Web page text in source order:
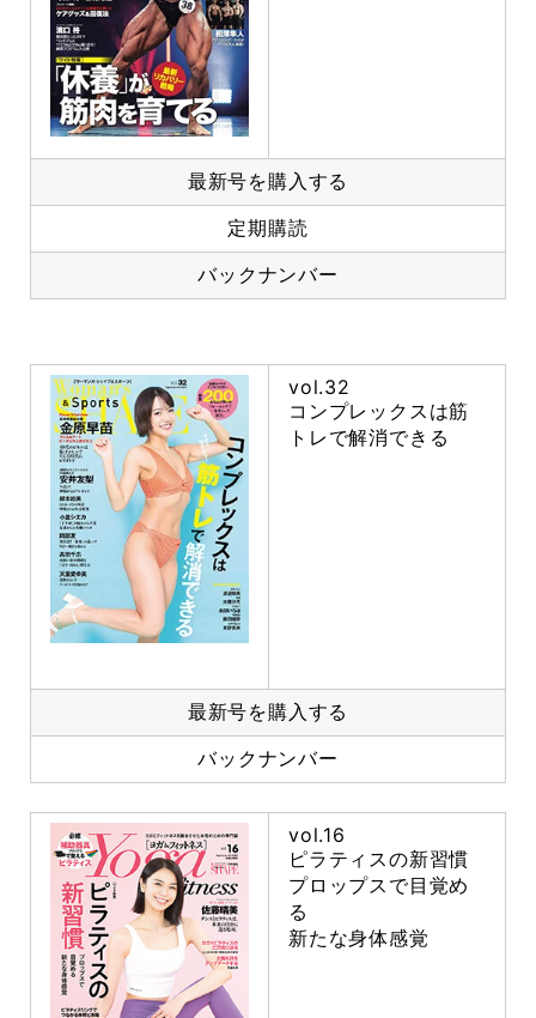
最新号を購入する
定期購読
バックナンバー
vol.32
コンプレックスは筋
トレで解消できる
最新号を購入する
バックナンバー
vol.16
ピラティスの新習慣
プロップスで目覚め
る
新たな身体感覚